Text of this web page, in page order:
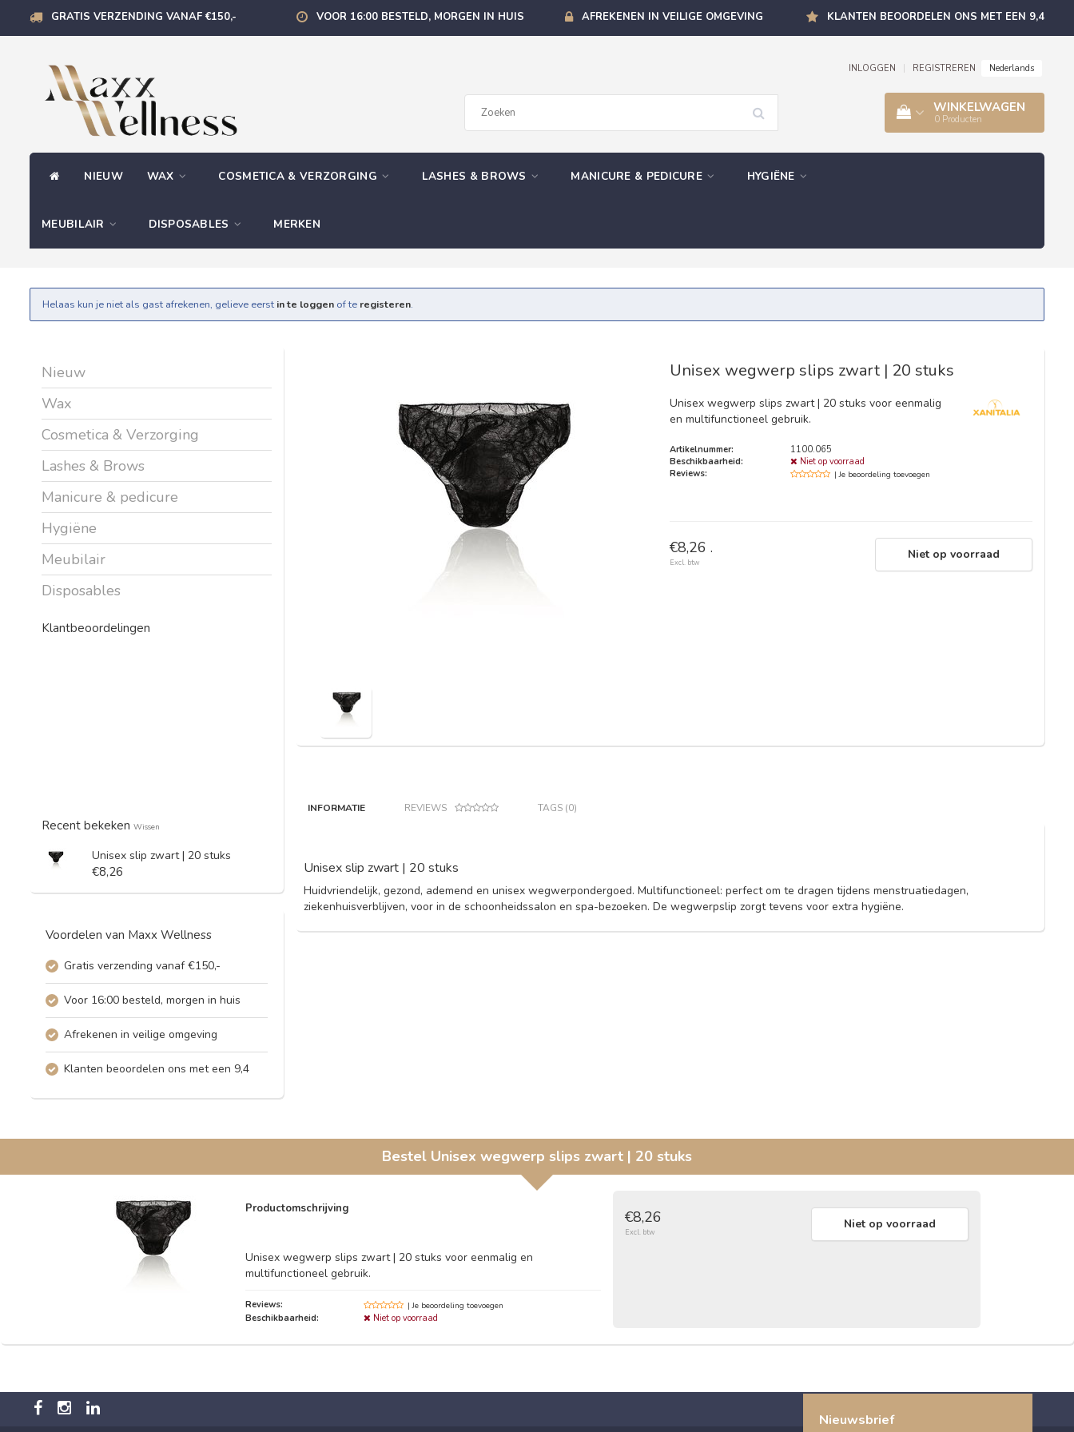
GRATIS VERZENDING VANAF €150,- VOOR 16:00 BESTELD, MORGEN IN HUIS AFREKENEN IN VEILIGE OMGEVING KLANTEN BEOORDELEN ONS MET EEN 9,4
INLOGGEN REGISTREREN Nederlands
WINKELWAGEN
0 Producten
NIEUW WAX COSMETICA & VERZORGING LASHES & BROWS MANICURE & PEDICURE HYGIËNE
MEUBILAIR DISPOSABLES MERKEN
Helaas kun je niet als gast afrekenen, gelieve eerst in te loggen of te registeren.
Nieuw
Wax
Cosmetica & Verzorging
Lashes & Brows
Manicure & pedicure
Hygiëne
Meubilair
Disposables
Klantbeoordelingen
Recent bekeken Wissen
Unisex slip zwart | 20 stuks
€8,26
Voordelen van Maxx Wellness
Gratis verzending vanaf €150,-
Voor 16:00 besteld, morgen in huis
Afrekenen in veilige omgeving
Klanten beoordelen ons met een 9,4
Unisex wegwerp slips zwart | 20 stuks
Unisex wegwerp slips zwart | 20 stuks voor eenmalig
en multifunctioneel gebruik.
Artikelnummer:
1100.065
Beschikbaarheid:
Niet op voorraad
Reviews:
| Je beoordeling toevoegen
€8,26 .
Excl. btw
Niet op voorraad
INFORMATIE REVIEWS TAGS (0)
Unisex slip zwart | 20 stuks
Huidvriendelijk, gezond, ademend en unisex wegwerpondergoed. Multifunctioneel: perfect om te dragen tijdens menstruatiedagen,
ziekenhuisverblijven, voor in de schoonheidssalon en spa-bezoeken. De wegwerpslip zorgt tevens voor extra hygiëne.
Bestel Unisex wegwerp slips zwart | 20 stuks
Productomschrijving
Unisex wegwerp slips zwart | 20 stuks voor eenmalig en
multifunctioneel gebruik.
Reviews: | Je beoordeling toevoegen
Beschikbaarheid: Niet op voorraad
€8,26
Excl. btw
Niet op voorraad
Nieuwsbrief